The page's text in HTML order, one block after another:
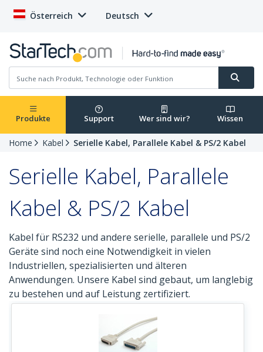
Österreich Deutsch
Produkte Support Wer sind wir? Wissen
Home Kabel Serielle Kabel, Parallele Kabel & PS/2 Kabel
Serielle Kabel, Parallele
Kabel & PS/2 Kabel
Kabel für RS232 und andere serielle, parallele und PS/2
Geräte sind noch eine Notwendigkeit in vielen
Industriellen, spezialisierten und älteren
Anwendungen. Unsere Kabel sind gebaut, um langlebig
zu bestehen und auf Leistung zertifiziert.